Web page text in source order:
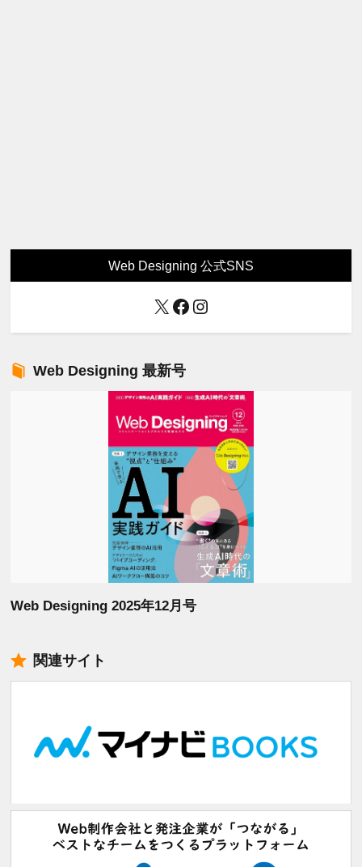
Web Designing 公式SNS
X Facebook
Instagram
Web Designing 最新号
Web Designing 2025年12月号
関連サイト